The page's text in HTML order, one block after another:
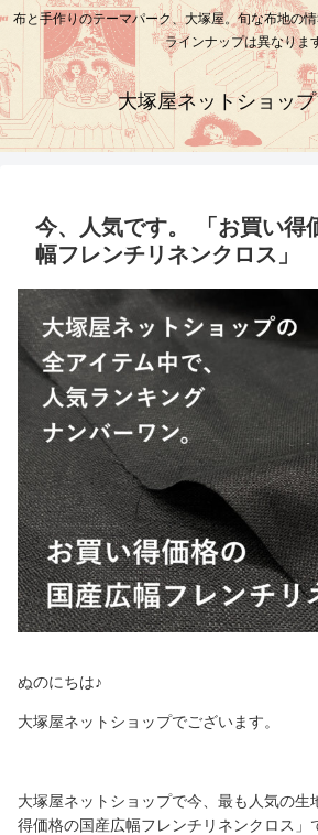
布と手作りのテーマパーク、大塚屋。旬な布地の
ラインナップは異なりま
大塚屋ネットショッ
今、人気です。 「お買い得
幅フレンチリネンクロス」
ぬのにちは♪
大塚屋ネットショップでございます。
大塚屋ネットショップで今、最も人気の生
得価格の国産広幅フレンチリネンクロス」